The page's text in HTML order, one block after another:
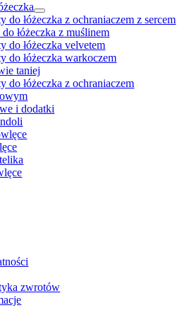
do łóżeczka z ochraniaczem z sercem
łóżeczka z muślinem
do łóżeczka velvetem
do łóżeczka warkoczem
taniej
do łóżeczka z ochraniaczem
i dodatki
zwrotów